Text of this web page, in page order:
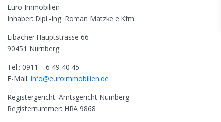
Euro Immobilien
Inhaber: Dipl.-Ing. Roman Matzke e.Kfm.
Eibacher Hauptstrasse 66
90451 Nürnberg
Tel.: 0911 – 6 49 40 45
E-Mail: info@euroimmobilien.de
Registergericht: Amtsgericht Nürnberg
Registernummer: HRA 9868